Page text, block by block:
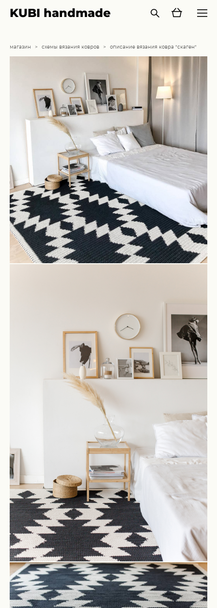
KUBI handmade
магазин > схемы вязания ковров > описание вязания ковра "скаген"